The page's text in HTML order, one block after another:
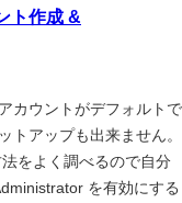
ト作成 &
カウントがデフォルトで
トアップも出来ません。
をよく調べるので自分
を有効にする